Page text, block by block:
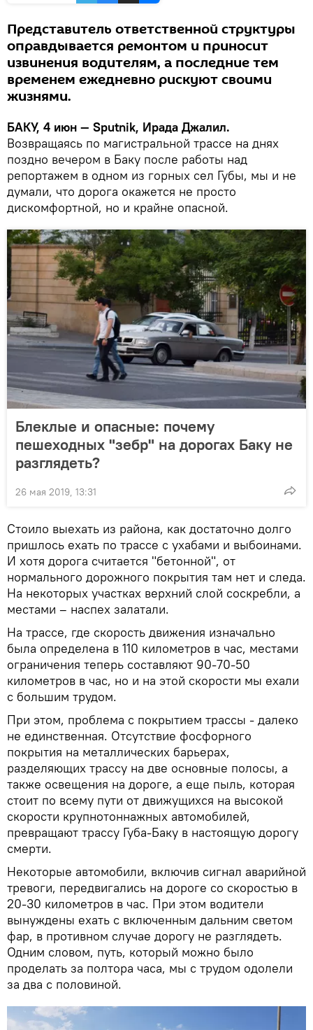
Представитель ответственной структуры
оправдывается ремонтом и приносит
извинения водителям, а последние тем
временем ежедневно рискуют своими
жизнями.
БАКУ, 4 июн — Sputnik, Ирада Джалил.
Возвращаясь по магистральной трассе на днях
поздно вечером в Баку после работы над
репортажем в одном из горных сел Губы, мы и не
думали, что дорога окажется не просто
дискомфортной, но и крайне опасной.
Блеклые и опасные: почему
пешеходных "зебр" на дорогах Баку не
разглядеть?
26 мая 2019, 13:31
Стоило выехать из района, как достаточно долго
пришлось ехать по трассе с ухабами и выбоинами.
И хотя дорога считается "бетонной", от
нормального дорожного покрытия там нет и следа.
На некоторых участках верхний слой соскребли, а
местами – наспех залатали.
На трассе, где скорость движения изначально
была определена в 110 километров в час, местами
ограничения теперь составляют 90-70-50
километров в час, но и на этой скорости мы ехали
с большим трудом.
При этом, проблема с покрытием трассы - далеко
не единственная. Отсутствие фосфорного
покрытия на металлических барьерах,
разделяющих трассу на две основные полосы, а
также освещения на дороге, а еще пыль, которая
стоит по всему пути от движущихся на высокой
скорости крупнотоннажных автомобилей,
превращают трассу Губа-Баку в настоящую дорогу
смерти.
Некоторые автомобили, включив сигнал аварийной
тревоги, передвигались на дороге со скоростью в
20-30 километров в час. При этом водители
вынуждены ехать с включенным дальним светом
фар, в противном случае дорогу не разглядеть.
Одним словом, путь, который можно было
проделать за полтора часа, мы с трудом одолели
за два с половиной.